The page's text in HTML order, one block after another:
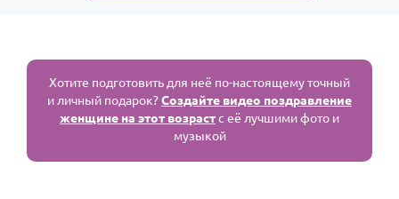
Хотите подготовить для неё по-настоящему точный
и личный подарок?Создайте видео поздравление
женщине на этот возрастс её лучшими фото и
музыкой